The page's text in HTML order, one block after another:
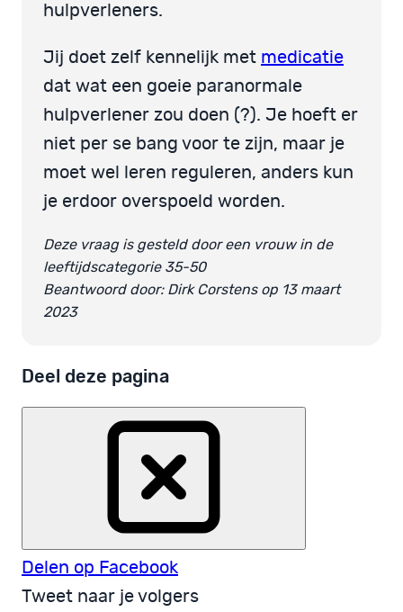
hulpverleners.
Jij doet zelf kennelijk met medicatie
dat wat een goeie paranormale
hulpverlener zou doen (?). Je hoeft er
niet per se bang voor te zijn, maar je
moet wel leren reguleren, anders kun
je erdoor overspoeld worden.
Deze vraag is gesteld door een vrouw in de
leeftijdscategorie 35-50
Beantwoord door: Dirk Corstens op 13 maart
2023
Deel deze pagina
Delen op Facebook
Tweet naar je volgers